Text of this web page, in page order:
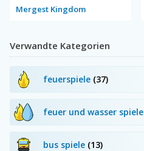
Mergest Kingdom
Verwandte Kategorien
feuerspiele (37)
feuer und wasser spiele
bus spiele (13)